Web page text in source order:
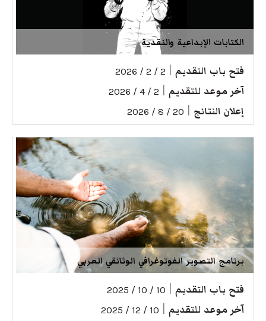
الكتابات الإبداعية والنقدية
فتح باب التقديم 2 / 2 / 2026
آخر موعد للتقديم 2 / 4 / 2026
إعلان النتائج 20 / 8 / 2026
برنامج التصوير الفوتوغرافي الوثائقي العربي
فتح باب التقديم 10 / 10 / 2025
آخر موعد للتقديم 10 / 12 / 2025